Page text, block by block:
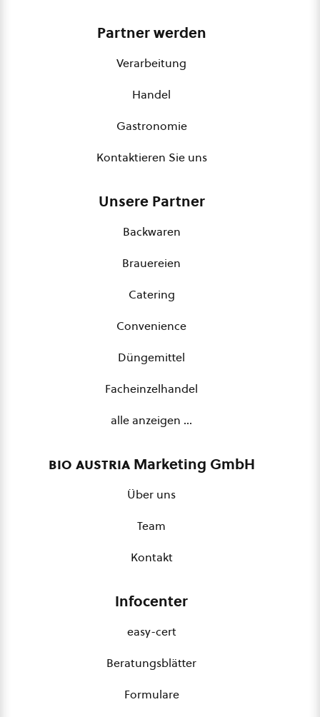
Partner werden
Verarbeitung
Handel
Gastronomie
Kontaktieren Sie uns
Unsere Partner
Backwaren
Brauereien
Catering
Convenience
Düngemittel
Facheinzelhandel
alle anzeigen …
bio austriaMarketing GmbH
Über uns
Team
Kontakt
Infocenter
easy-cert
Beratungsblätter
Formulare